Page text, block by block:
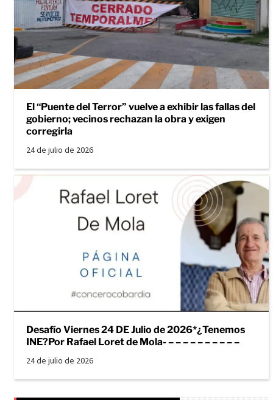
El “Puente del Terror” vuelve a exhibir las fallas del
gobierno; vecinos rechazan la obra y exigen
corregirla
24 de julio de 2026
Desafío Viernes 24 DE Julio de 2026*¿Tenemos
INE?Por Rafael Loret de Mola- – – – – – – – – – –
24 de julio de 2026